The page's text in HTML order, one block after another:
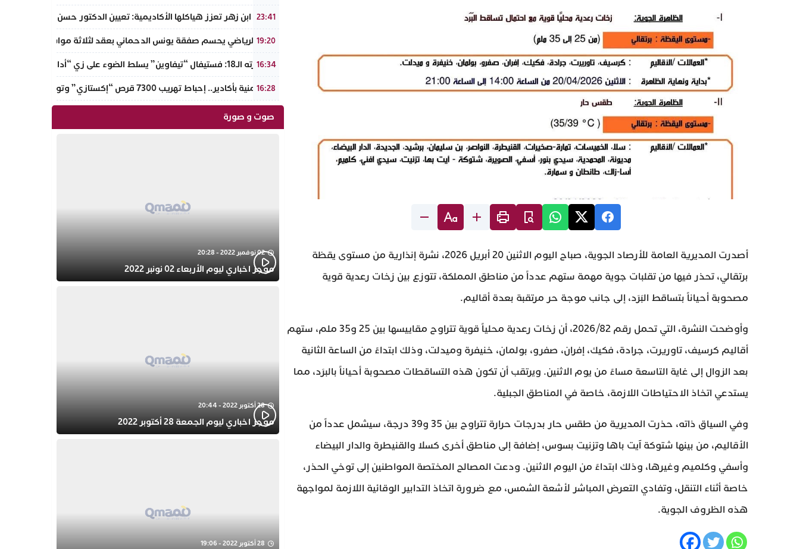
أصدرت المديرية العامة للأرصاد الجوية، صباح اليوم الاثنين 20 أبريل 2026، نشرة إنذارية من مستوى يقظة
برتقالي، تحذر فيها من تقلبات جوية مهمة ستهم عدداً من مناطق المملكة، تتوزع بين زخات رعدية قوية
مصحوبة أحياناً بتساقط البَرَد، إلى جانب موجة حر مرتقبة بعدة أقاليم.
وأوضحت النشرة، التي تحمل رقم 2026/82، أن زخات رعدية محلياً قوية تتراوح مقاييسها بين 25 و35 ملم، ستهم
أقاليم كرسيف، تاوريرت، جرادة، فكيك، إفران، صفرو، بولمان، خنيفرة وميدلت، وذلك ابتداءً من الساعة الثانية
بعد الزوال إلى غاية التاسعة مساءً من يوم الاثنين. ويرتقب أن تكون هذه التساقطات مصحوبة أحياناً بالبرَد، مما
يستدعي اتخاذ الاحتياطات اللازمة، خاصة في المناطق الجبلية.
وفي السياق ذاته، حذرت المديرية من طقس حار بدرجات حرارة تتراوح بين 35 و39 درجة، سيشمل عدداً من
الأقاليم، من بينها شتوكة آيت باها وتزنيت بسوس، إضافة إلى مناطق أخرى كسلا والقنيطرة والدار البيضاء
وأسفي وكلميم وغيرها، وذلك ابتداءً من اليوم الاثنين. ودعت المصالح المختصة المواطنين إلى توخي الحذر،
خاصة أثناء التنقل، وتفادي التعرض المباشر لأشعة الشمس، مع ضرورة اتخاذ التدابير الوقائية اللازمة لمواجهة
هذه الظروف الجوية.
23:41
جامعة ابن زهر تعزز هياكلها الأكاديمية: تعيين الدكتور حسن حمائز نائبا
19:20
الرجاء الرياضي يحسم صفقة يونس الدحماني بعقد لثلاثة مواسم
16:34
في دورته الـ18: فستيفال “تيفاوين” يسلط الضوء على زي “أدال” الأمازيغي ويكرم رائدات التطريز والتصميم بالـأطلس الصغير
16:28
ضربة أمنية بأكادير.. إحباط تهريب 7300 قرص “إكستازي” وتوقيف عنصرين من ذوي السوابق
صوت و صورة
02 نوفمبر 2022 - 20:28
موجز اخباري ليوم الأربعاء 02 نونبر 2022
28 أكتوبر 2022 - 20:44
موجز اخباري ليوم الجمعة 28 أكتوبر 2022
28 أكتوبر 2022 - 19:06